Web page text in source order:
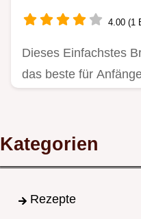
4.00 (1
Dieses Einfachstes
das beste für
Kategorien
Rezepte